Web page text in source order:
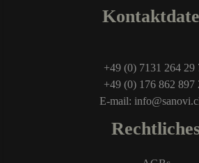
+49 (0) 7131 264 29
+49 (0) 176 862 897
E-mail: